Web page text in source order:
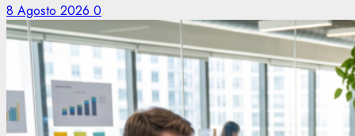
8 Agosto 2026 0